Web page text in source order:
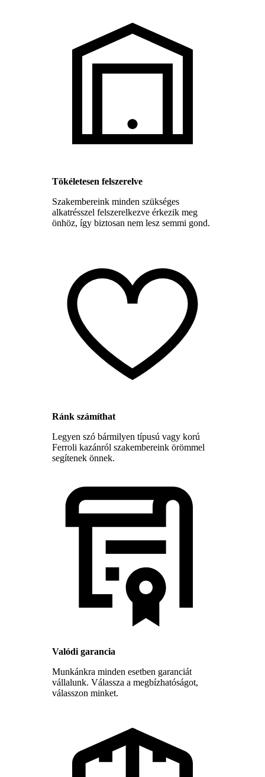
Tökéletesen felszerelve
Szakembereink minden szükséges
alkatrésszel felszerelkezve érkezik meg
önhöz, így biztosan nem lesz semmi gond.
Ránk számíthat
Legyen szó bármilyen típusú vagy korú
Ferroli kazánról szakembereink örömmel
segítenek önnek.
Valódi garancia
Munkánkra minden esetben garanciát
vállalunk. Válassza a megbízhatóságot,
válasszon minket.